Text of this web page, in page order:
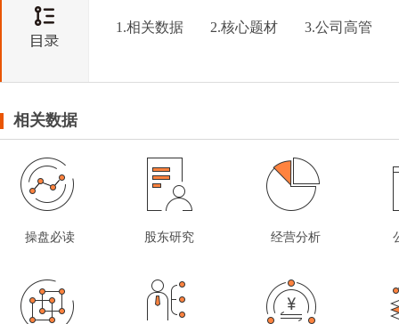
1.相关数据 2.核心题材 3.公司高管
相关数据
操盘必读 股东研究 经营分析